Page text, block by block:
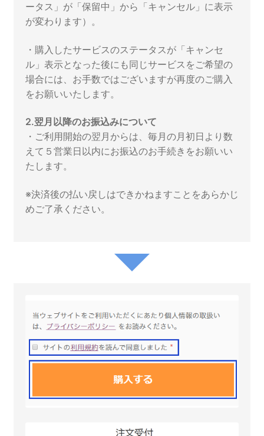
ータス」が「保留中」から「キャンセル」に表示
が変わります）。
・購入したサービスのステータスが「キャンセ
ル」表示となった後にも同じサービスをご希望の
場合には、お手数ではございますが再度のご購入
をお願いいたします。
2.翌月以降のお振込みについて
・ご利用開始の翌月からは、毎月の月初日より数
えて５営業日以内にお振込のお手続きをお願いい
たします。
※決済後の払い戻しはできかねますことをあらかじ
めご了承ください。